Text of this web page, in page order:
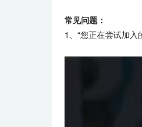
常见问题：
1、“您正在尝试加